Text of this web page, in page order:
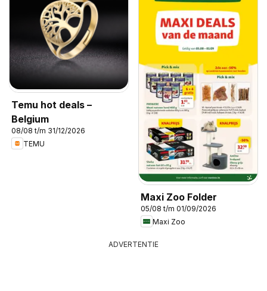
Temu hot deals –
Belgium
08/08 t/m 31/12/2026
TEMU
Maxi Zoo Folder
05/08 t/m 01/09/2026
Maxi Zoo
ADVERTENTIE